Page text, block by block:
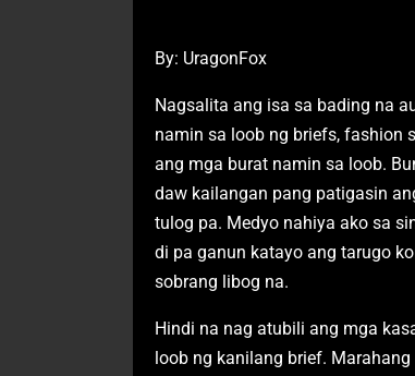
By: UragonFox
Nagsalita ang isa sa bading na
namin sa loob ng briefs, fashion
ang mga burat namin sa loob.
daw kailangan pang patigasin
tulog pa. Medyo nahiya ako sa
di pa ganun katayo ang tarugo
sobrang libog na.
Hindi na nag atubili ang mga
loob ng kanilang brief.